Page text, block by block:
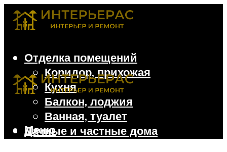
Отделка помещений
Коридор, прихожая
Кухня
Балкон, лоджия
Ванная, туалет
Дачные и частные дома
Меню